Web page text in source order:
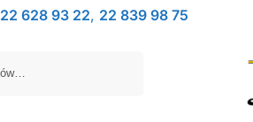
22 628 93 22, 22 839 98 75